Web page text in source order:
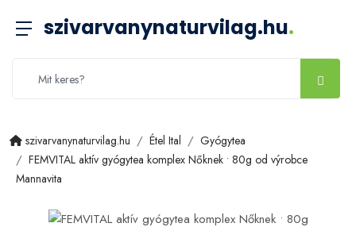
szivarvanynaturvilag.hu.
szivarvanynaturvilag.hu Étel Ital
Gyógytea
FEMVITAL aktív gyógytea komplex Nőknek • 80g od výrobce
Mannavita